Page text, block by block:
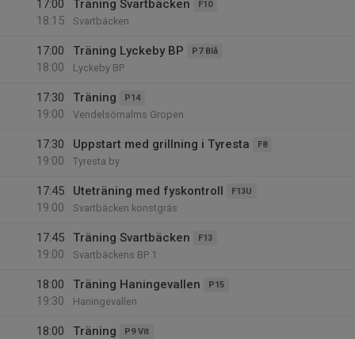
17:00
18:15
Träning Svartbäcken F10
Svartbäcken
17:00
18:00
Träning Lyckeby BP P7 Blå
Lyckeby BP
17:30
19:00
Träning P14
Vendelsömalms Gropen
17:30
19:00
Uppstart med grillning i Tyresta F8
Tyresta by
17:45
19:00
Uteträning med fyskontroll F13U
Svartbäcken konstgräs
17:45
19:00
Träning Svartbäcken F13
Svartbäckens BP 1
18:00
19:30
Träning Haningevallen P15
Haningevallen
18:00
Träning P9 Vit